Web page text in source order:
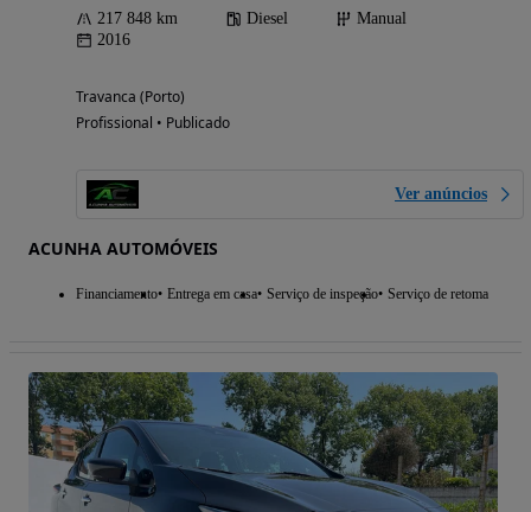
217 848 km Diesel
Manual
2016
Travanca (Porto)
Profissional • Publicado
Ver anúncios
ACUNHA AUTOMÓVEIS
Financiamento Entrega em casa Serviço de inspeção Serviço de retoma